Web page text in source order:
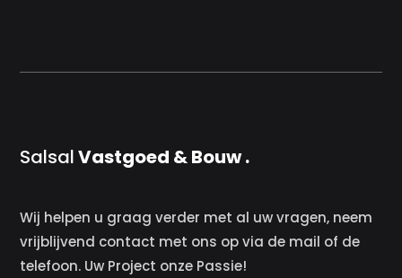
SalsalVastgoed & Bouw .
Wij helpen u graag verder met al uw vragen, neem
vrijblijvend contact met ons op via de mail of de
telefoon. Uw Project onze Passie!